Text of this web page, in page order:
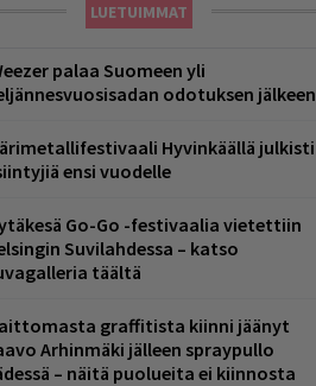
LUETUIMMAT
palaa Suomeen yli
odotuksen jälkeen
Hyvinkäällä julkisti
ensi vuodelle
Go-Go -festivaalia vietettiin
Suvilahdessa – katso
täältä
graffitista kiinni jäänyt
Arhinmäki jälleen spraypullo
– näitä puolueita ei kiinnosta